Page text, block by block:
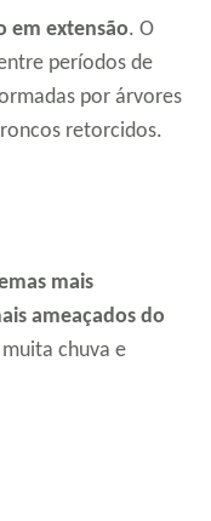
em extensão. O
períodos de
por árvores
retorcidos.
mais
ameaçados do
chuva e